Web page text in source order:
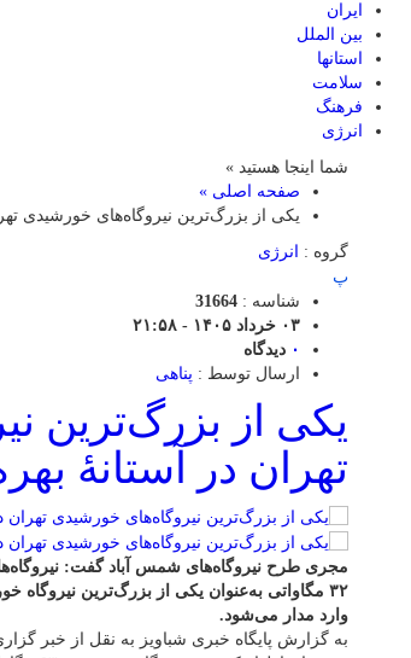
ایران
بین الملل
استانها
سلامت
فرهنگ
انرژی
شما اینجا هستید »
صفحه اصلی »
یکی از بزرگ‌ترین نیروگاه‌های خورشیدی
گروه :
انرژی
پ
شناسه : 31664
۰۳ خرداد ۱۴۰۵ - ۲۱:۵۸
۰ دیدگاه
ارسال توسط : پناهی
یکی از بزرگ‌ترین
تهران در آستانۀ
۳۲ مگاواتی به‌عنوان یکی از بزرگ‌ترین نیروگاه
وارد مدار می‌شود.
به گزارش پایگاه خبری شباویز به نقل از خبر